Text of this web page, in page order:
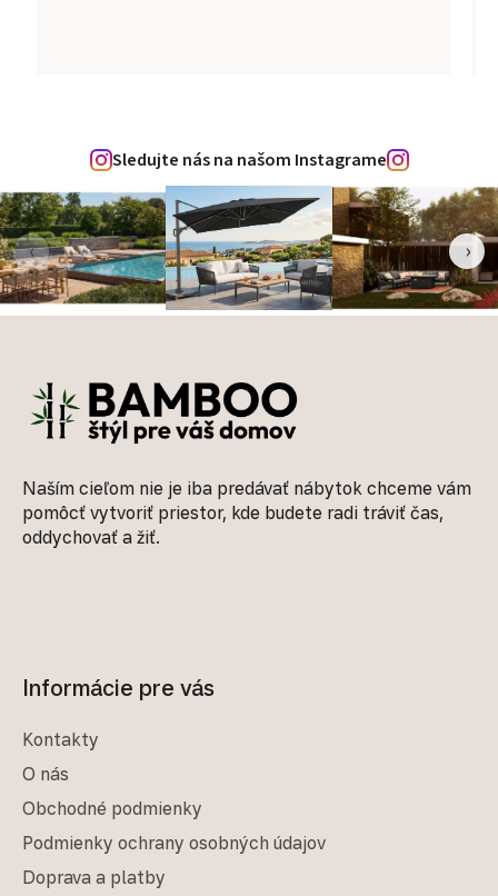
Sledujte nás na našom Instagrame
‹ ›
Naším cieľom nie je iba predávať nábytok chceme vám
pomôcť vytvoriť priestor, kde budete radi tráviť čas,
oddychovať a žiť.
Informácie pre vás
Kontakty
O nás
Obchodné podmienky
Podmienky ochrany osobných údajov
Doprava a platby